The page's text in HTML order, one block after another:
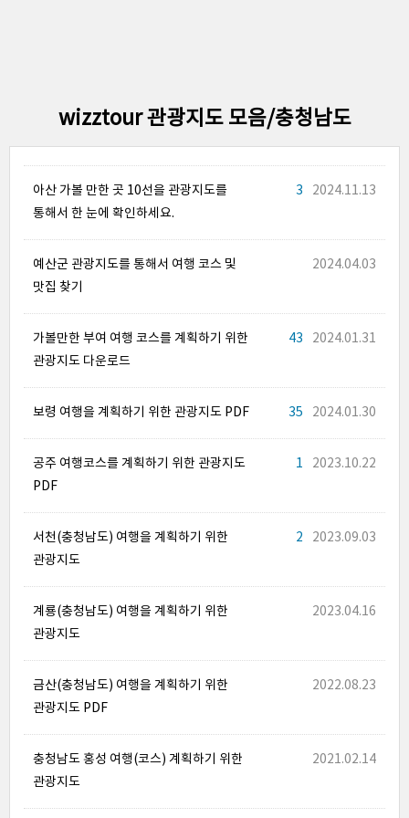
wizztour 관광지도 모음/충청남도
아산 가볼 만한 곳 10선을 관광지도를
통해서 한 눈에 확인하세요.
3 2024.11.13
예산군 관광지도를 통해서 여행 코스 및
맛집 찾기
2024.04.03
가볼만한 부여 여행 코스를 계획하기 위한
관광지도 다운로드
43 2024.01.31
보령 여행을 계획하기 위한 관광지도 PDF 35 2024.01.30
공주 여행코스를 계획하기 위한 관광지도
PDF
1 2023.10.22
서천(충청남도) 여행을 계획하기 위한
관광지도
2 2023.09.03
계룡(충청남도) 여행을 계획하기 위한
관광지도
2023.04.16
금산(충청남도) 여행을 계획하기 위한
관광지도 PDF
2022.08.23
충청남도 홍성 여행(코스) 계획하기 위한
관광지도
2021.02.14